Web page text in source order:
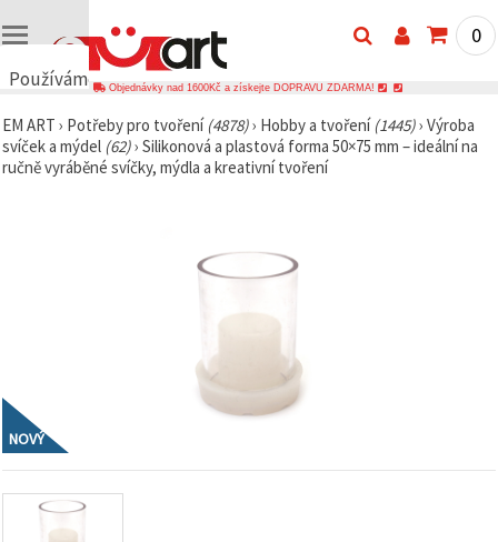
Používáme
🍪
Používáme
cookies a
souhlasem
analyzovali
návštěvnost
a
zobrazovali
obsah a
0
Objednávky nad 1600Kč a získejte DOPRAVU ZDARMA!
EM ART › Potřeby pro tvoření (4878)› Hobby a tvoření (1445)› Výroba
svíček a mýdel (62)› Silikonová a plastová forma 50×75 mm – ideální na
ručně vyráběné svíčky, mýdla a kreativní tvoření
NOVÝ